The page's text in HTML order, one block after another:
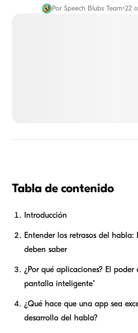
Por Speech Blubs Team•22
Tabla de contenido
Introducción
Entender los retrasos del habla:
deben saber
¿Por qué aplicaciones? El
pantalla inteligente"
¿Qué hace que una app sea
desarrollo del habla?